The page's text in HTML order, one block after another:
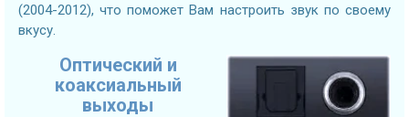
(2004-2012), что поможет Вам настроить звук по своему
вкусу.
Оптический и
коаксиальный
выходы